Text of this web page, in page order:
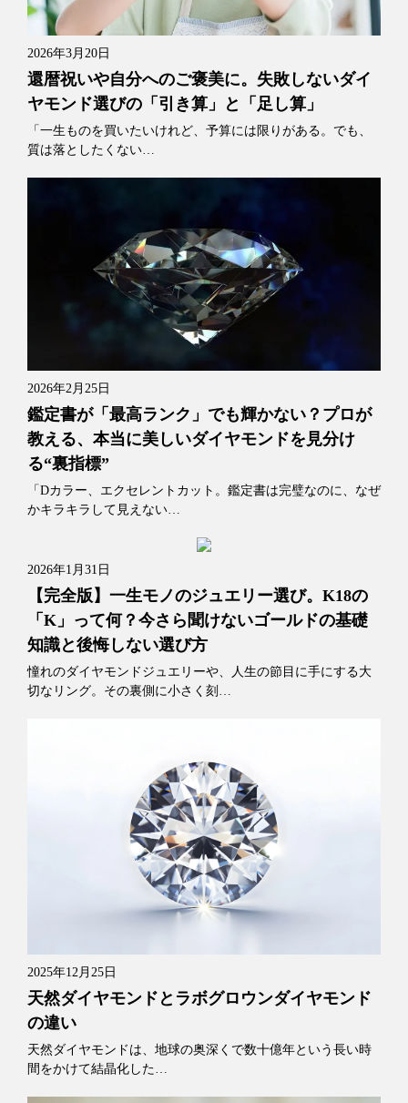
2026年3月20日
還暦祝いや自分へのご褒美に。失敗しないダイ
ヤモンド選びの「引き算」と「足し算」
「一生ものを買いたいけれど、予算には限りがある。でも、
質は落としたくない…
2026年2月25日
鑑定書が「最高ランク」でも輝かない？プロが
教える、本当に美しいダイヤモンドを見分け
る“裏指標”
「Dカラー、エクセレントカット。鑑定書は完璧なのに、なぜ
かキラキラして見えない…
2026年1月31日
【完全版】一生モノのジュエリー選び。K18の
「K」って何？今さら聞けないゴールドの基礎
知識と後悔しない選び方
憧れのダイヤモンドジュエリーや、人生の節目に手にする大
切なリング。その裏側に小さく刻…
2025年12月25日
天然ダイヤモンドとラボグロウンダイヤモンド
の違い
天然ダイヤモンドは、地球の奥深くで数十億年という長い時
間をかけて結晶化した…